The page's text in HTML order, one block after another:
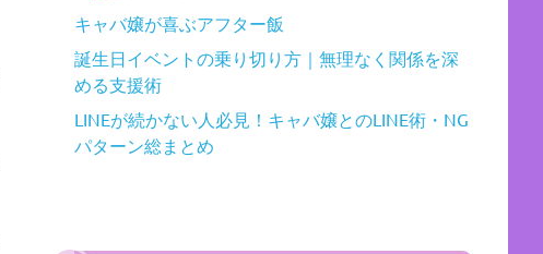
キャバ嬢が喜ぶアフター飯
誕生日イベントの乗り切り方｜無理なく関係を深
める支援術
LINEが続かない人必見！キャバ嬢とのLINE術・NG
パターン総まとめ